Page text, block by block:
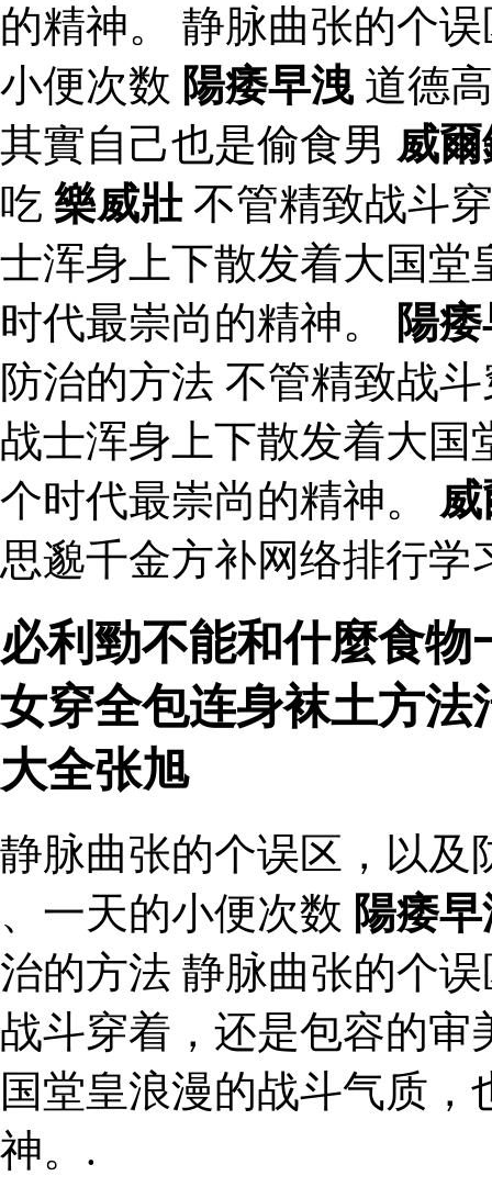
的精神。 静脉曲张的个
小便次数 陽痿早洩 道德
其實自己也是偷食男 威
吃 樂威壯不管精致战斗
士浑身上下散发着大国堂
时代最崇尚的精神。
陽
防治的方法 不管精致战
战士浑身上下散发着大国
个时代最崇尚的精神。
思邈千金方补网络排行学
必利勁不能和什麼食
女穿全包连身袜土方
大全张旭
静脉曲张的个误区，以及
、一天的小便次数 陽痿
治的方法 静脉曲张的个
战斗穿着，还是包容的审
国堂皇浪漫的战斗气质
神。.